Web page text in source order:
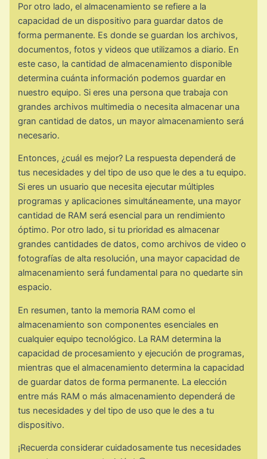
Por otro lado, el almacenamiento se refiere a la
capacidad de un dispositivo para guardar datos de
forma permanente. Es donde se guardan los archivos,
documentos, fotos y videos que utilizamos a diario. En
este caso, la cantidad de almacenamiento disponible
determina cuánta información podemos guardar en
nuestro equipo. Si eres una persona que trabaja con
grandes archivos multimedia o necesita almacenar una
gran cantidad de datos, un mayor almacenamiento será
necesario.
Entonces, ¿cuál es mejor? La respuesta dependerá de
tus necesidades y del tipo de uso que le des a tu equipo.
Si eres un usuario que necesita ejecutar múltiples
programas y aplicaciones simultáneamente, una mayor
cantidad de RAM será esencial para un rendimiento
óptimo. Por otro lado, si tu prioridad es almacenar
grandes cantidades de datos, como archivos de video o
fotografías de alta resolución, una mayor capacidad de
almacenamiento será fundamental para no quedarte sin
espacio.
En resumen, tanto la memoria RAM como el
almacenamiento son componentes esenciales en
cualquier equipo tecnológico. La RAM determina la
capacidad de procesamiento y ejecución de programas,
mientras que el almacenamiento determina la capacidad
de guardar datos de forma permanente. La elección
entre más RAM o más almacenamiento dependerá de
tus necesidades y del tipo de uso que le des a tu
dispositivo.
¡Recuerda considerar cuidadosamente tus necesidades